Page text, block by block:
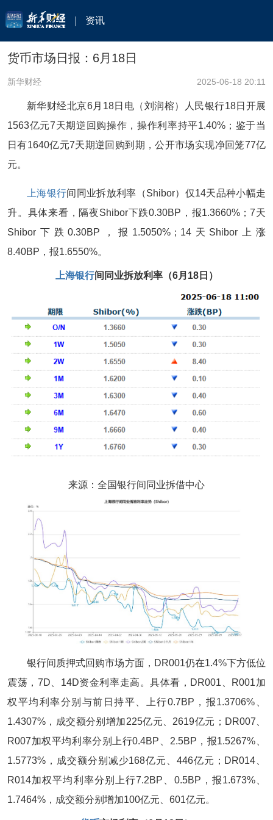
资讯
货币市场日报：6月18日
新华财经 2025-06-18 20:11
新华财经北京6月18日电（刘润榕）人民银行18日开展
1563亿元7天期逆回购操作，操作利率持平1.40%；鉴于当
日有1640亿元7天期逆回购到期，公开市场实现净回笼77亿
元。
上海银行间同业拆放利率（Shibor）仅14天品种小幅走
升。具体来看，隔夜Shibor下跌0.30BP，报1.3660%；7天
Shibor下跌0.30BP，报1.5050%；14天Shibor上涨
8.40BP，报1.6550%。
上海银行间同业拆放利率（6月18日）
来源：全国银行间同业拆借中心
银行间质押式回购市场方面，DR001仍在1.4%下方低位
震荡，7D、14D资金利率走高。具体看，DR001、R001加
权平均利率分别与前日持平、上行0.7BP，报1.3706%、
1.4307%，成交额分别增加225亿元、2619亿元；DR007、
R007加权平均利率分别上行0.4BP、2.5BP，报1.5267%、
1.5773%，成交额分别减少168亿元、446亿元；DR014、
R014加权平均利率分别上行7.2BP、0.5BP，报1.673%、
1.7464%，成交额分别增加100亿元、601亿元。